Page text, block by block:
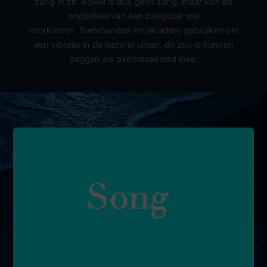
onderdeel van een zangstuk wel
voorkomen. Stembanden en de adem gebruiken om
een vibratie in de lucht te uitten, dit zou je kunnen
zeggen als overkoepelend idee.